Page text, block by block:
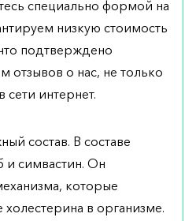
специально формой на
низкую стоимость
подтверждено
отзывов о нас, не только
сети интернет.
состав. В составе
и симвастин. Он
которые
холестерина в организме.